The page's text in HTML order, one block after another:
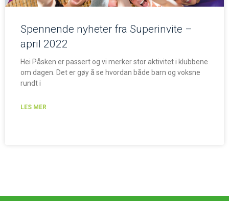
Spennende nyheter fra Superinvite –
april 2022
Hei Påsken er passert og vi merker stor aktivitet i klubbene
om dagen. Det er gøy å se hvordan både barn og voksne
rundt i
LES MER